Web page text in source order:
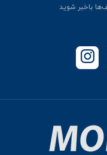
با‌خبر شوید